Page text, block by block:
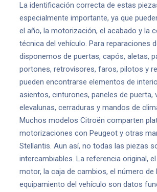
La identificación correcta de estas
especialmente importante, ya que
el año, la motorización, el acabado y la
técnica del vehículo. Para reparaciones
disponemos de puertas, capós, aletas,
portones, retrovisores, faros, pilotos y
pueden encontrarse elementos de
asientos, cinturones, paneles de puerta,
elevalunas, cerraduras y mandos de
Muchos modelos Citroën comparten
motorizaciones con Peugeot y otras
Stellantis. Aun así, no todas las piezas
intercambiables. La referencia original,
motor, la caja de cambios, el número de
equipamiento del vehículo son datos